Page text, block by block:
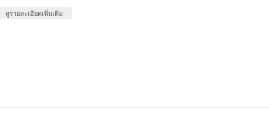
ดูรายละเอียดเพิ่มเติม